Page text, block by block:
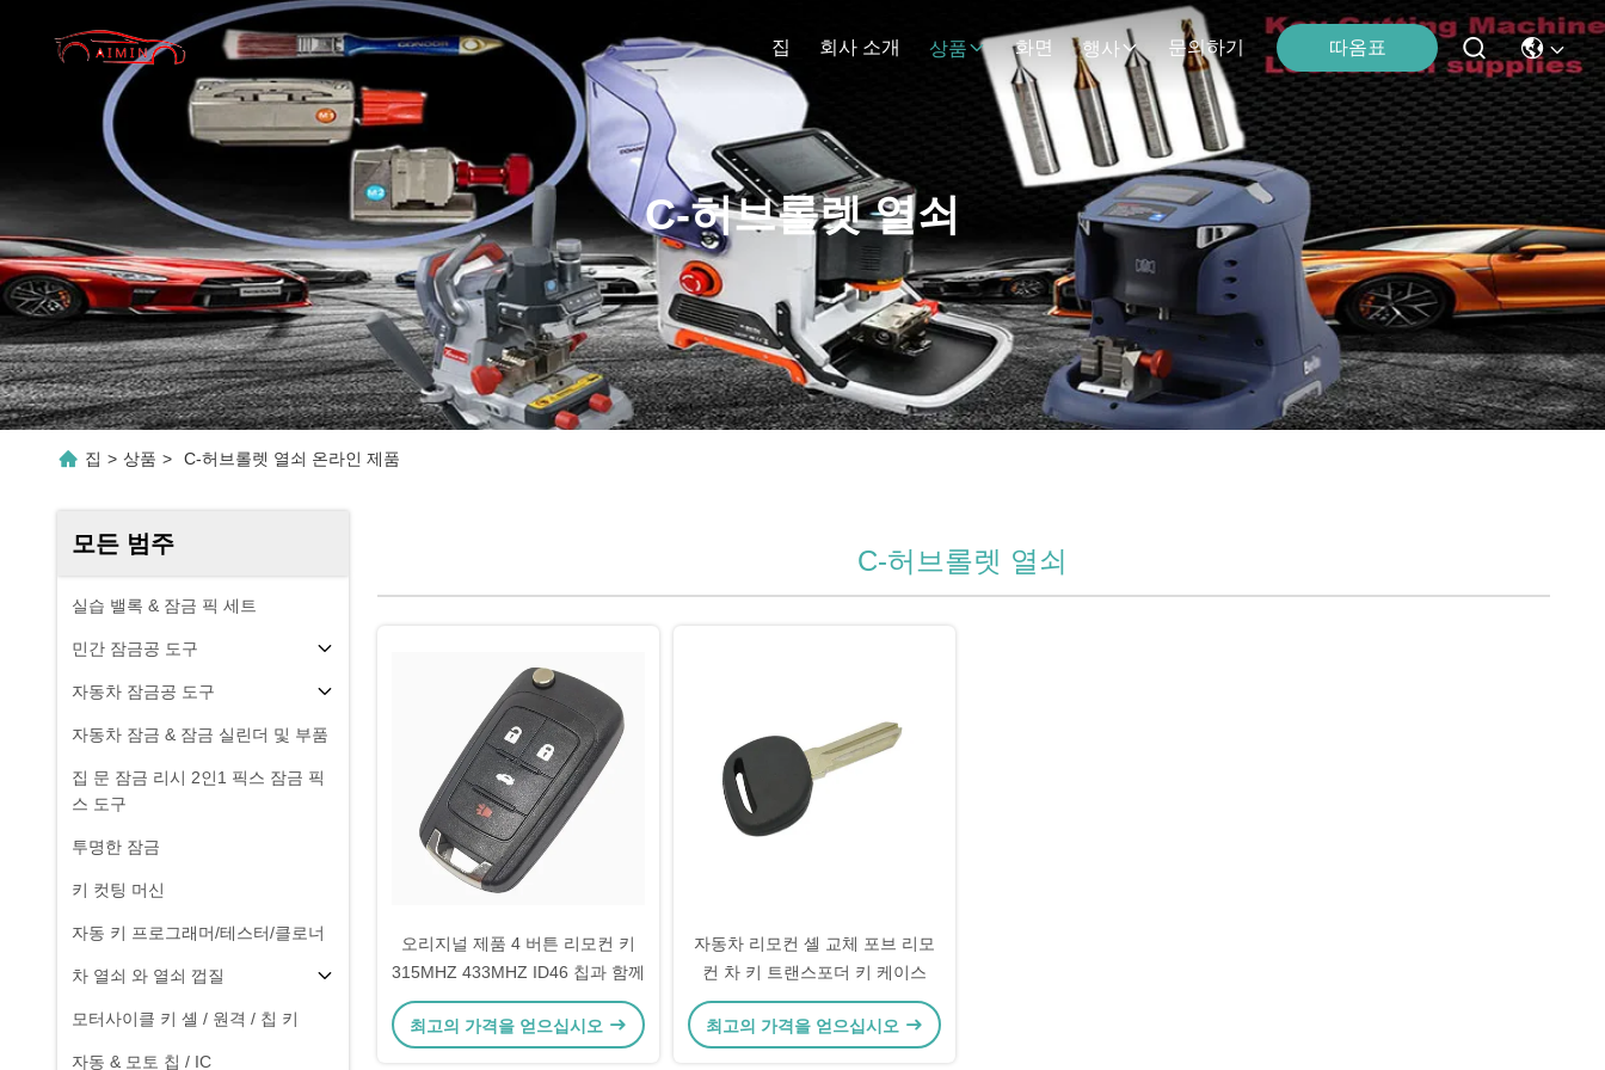
집 회사 소개 상품 화면 행사 문의하기 따옴표
C-허브롤렛 열쇠
집 > 상품 > C-허브롤렛 열쇠 온라인 제품
모든 범주
실습 밸록 & 잠금 픽 세트
민간 잠금공 도구
자동차 잠금공 도구
자동차 잠금 & 잠금 실린더 및 부품
집 문 잠금 리시 2인1 픽스 잠금 픽
스 도구
투명한 잠금
키 컷팅 머신
자동 키 프로그래머/테스터/클로너
차 열쇠 와 열쇠 껍질
모터사이클 키 셸 / 원격 / 칩 키
자동 & 모토 칩 / IC
C-허브롤렛 열쇠
오리지널 제품 4 버튼 리모컨 키
315MHZ 433MHZ ID46 칩과 함께
최고의 가격을 얻으십시오
자동차 리모컨 셸 교체 포브 리모
컨 차 키 트랜스포더 키 케이스
최고의 가격을 얻으십시오